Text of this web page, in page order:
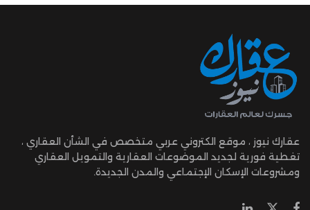
عقارك نيوز ، موقع الكتروني عربي متخصص في الشأن العقاري ،
تغطية فورية لجديد الموضوعات العقارية والتمويل العقاري
ومشروعات الإسكان الإجتماعي والمدن الجديدة.